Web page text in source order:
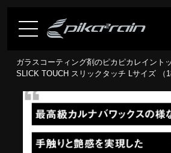
ガラスコーティング剤のピカピカレイント
SLICK TOUCH スリックタッチ Lサイズ （